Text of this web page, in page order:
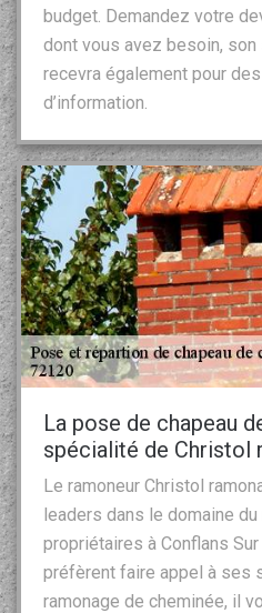
budget. Demandez votre
dont vous avez besoin,
recevra également pour
d’information.
La pose de chapeau
spécialité de Christol
Le ramoneur Christol
leaders dans le domaine
propriétaires à Conflans
préfèrent faire appel à ses
ramonage de cheminée, il